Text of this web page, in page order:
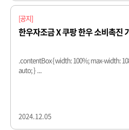
[공지]
한우자조금 X 쿠팡 한우 소비촉진
.contentBox { width: 100%; max-width:
auto; } ...
2024.12.05